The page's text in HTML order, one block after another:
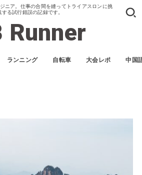
ニア。仕事の合間を縫ってトライアスロンに挑
する試行錯誤の記録です。
Runner
ランニング 自転車 大会レポ 中国